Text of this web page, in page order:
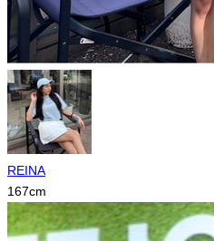
REINA
167cm